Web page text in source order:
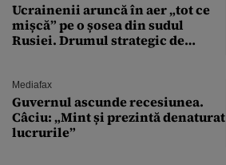
Ucrainenii aruncă în aer „tot ce
mișcă” pe o șosea din sudul
Rusiei. Drumul strategic de
Mediafax
Guvernul ascunde recesiunea.
Câciu: „Mint și prezintă denaturat
lucrurile”